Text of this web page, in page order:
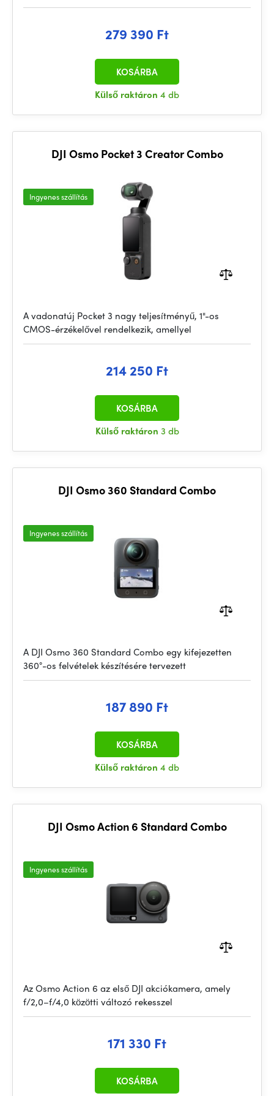
279 390 Ft
Külső raktáron 4 db
KOSÁRBA
DJI Osmo Pocket 3 Creator Combo
Ingyenes szállítás
A vadonatúj Pocket 3 nagy teljesítményű, 1"-os
CMOS-érzékelővel rendelkezik, amellyel
214 250 Ft
Külső raktáron 3 db
KOSÁRBA
DJI Osmo 360 Standard Combo
Ingyenes szállítás
A DJI Osmo 360 Standard Combo egy kifejezetten
360°-os felvételek készítésére tervezett
187 890 Ft
Külső raktáron 4 db
KOSÁRBA
DJI Osmo Action 6 Standard Combo
Ingyenes szállítás
Az Osmo Action 6 az első DJI akciókamera, amely
f/2,0–f/4,0 közötti változó rekesszel
171 330 Ft
KOSÁRBA